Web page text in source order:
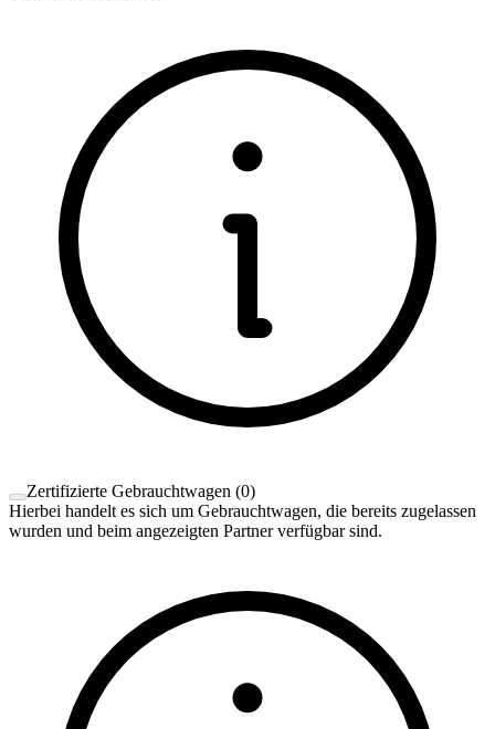
Zertifizierte Gebrauchtwagen (0)
Hierbei handelt es sich um Gebrauchtwagen, die bereits zugelassen
wurden und beim angezeigten Partner verfügbar sind.